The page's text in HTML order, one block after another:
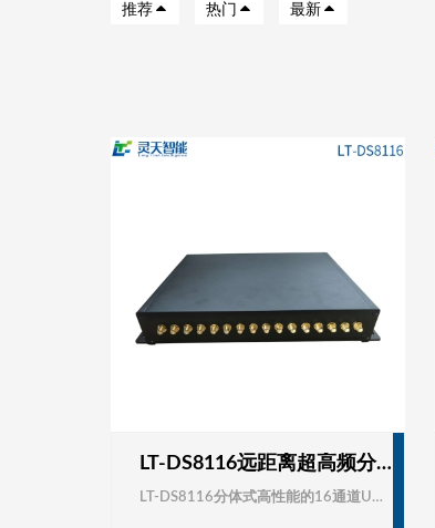
推荐 热门 最新
LT-DS8116远距离超高频分体式RFID读写器/16通道外接天线RFID读写器/档案柜一键盘点库存/库房RFID电子标签射频/智能无人值守出入库盘点仓库资产/RFID标签读写器
LT-DS8116分体式高性能的16通道UHF超高频rfid电子标签读写器适合多标签读写，完全自主知识产权设计，结合专有的高效信号处理算法，在保持高识读率的同时，实现对电子标签的快速读写处理，可广泛应用物流、门禁系统、防伪系统及生产过程控制等多种无线射频识别（RFID）系统。特点l 完全自主知识产权设计；l 工作频率840～960MHz（可以按不同国家或地区要求调整）；l 基于Impinj